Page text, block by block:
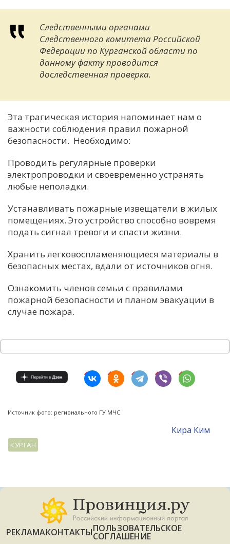
Следственными органами
Следственного комитета Российской
Федерации по Курганской области по
данному факту проводится
доследственная проверка.
Эта трагическая история напоминает нам о
важности соблюдения правил пожарной
безопасности. Необходимо:
Проводить регулярные проверки
электропроводки и своевременно устранять
любые неполадки.
Устанавливать пожарные извещатели в жилых
помещениях. Это устройство способно вовремя
подать сигнал тревоги и спасти жизни.
Хранить легковоспламеняющиеся материалы в
безопасных местах, вдали от источников огня.
Ознакомить членов семьи с правилами
пожарной безопасности и планом эвакуации в
случае пожара.
Источник фото: регионального ГУ МЧС
Кира Ким
КУРГАН
РЕКЛАМАКОНТАКТЫПОЛЬЗОВАТЕЛЬСКОЕ
СОГЛАШЕНИЕ